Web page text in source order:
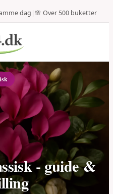
dag |🌸 Over 500 buketter
- guide &